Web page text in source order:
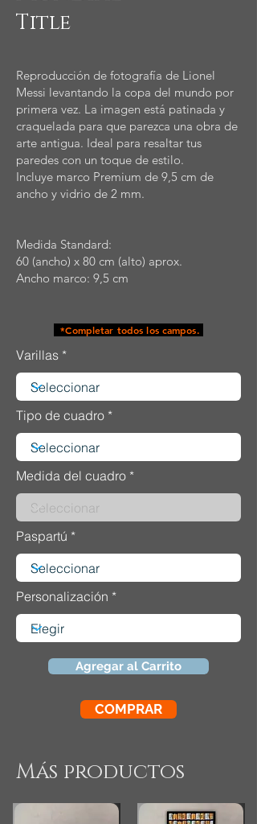
Title
Reproducción de fotografía de Lionel
Messi levantando la copa del mundo por
primera vez. La imagen está patinada y
craquelada para que parezca una obra de
arte antigua. Ideal para resaltar tus
paredes con un toque de estilo.
Incluye marco Premium de 9,5 cm de
ancho y vidrio de 2 mm.
Medida Standard:
60 (ancho) x 80 cm (alto) aprox.
Ancho marco: 9,5 cm
*Completar todos los campos.
Varillas
Tipo de cuadro
Medida del cuadro
Paspartú
Personalización
Agregar al Carrito
COMPRAR
Más productos